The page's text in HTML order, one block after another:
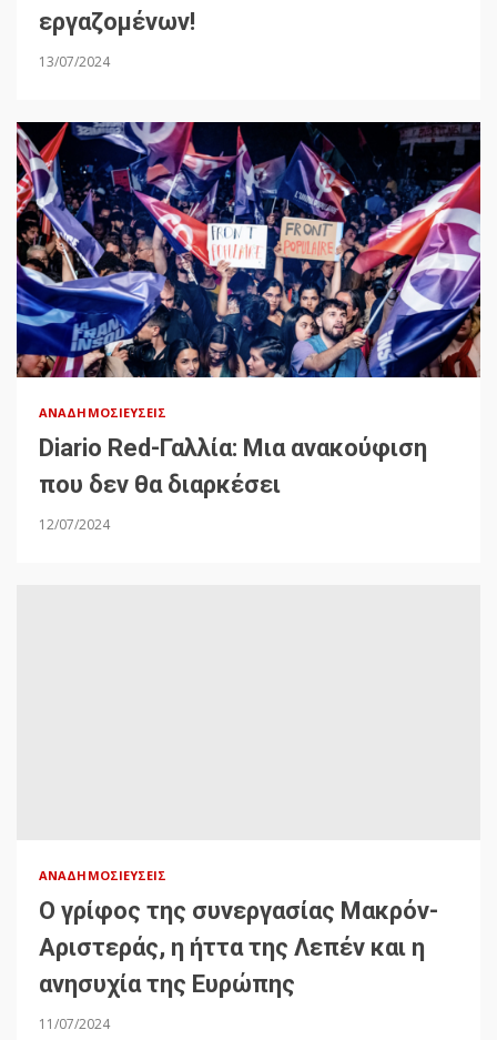
εργαζομένων!
13/07/2024
ΑΝΑΔΗΜΟΣΙΕΎΣΕΙΣ
Diario Red-Γαλλία: Μια ανακούφιση
που δεν θα διαρκέσει
12/07/2024
ΑΝΑΔΗΜΟΣΙΕΎΣΕΙΣ
Ο γρίφος της συνεργασίας Μακρόν-
Αριστεράς, η ήττα της Λεπέν και η
ανησυχία της Ευρώπης
11/07/2024